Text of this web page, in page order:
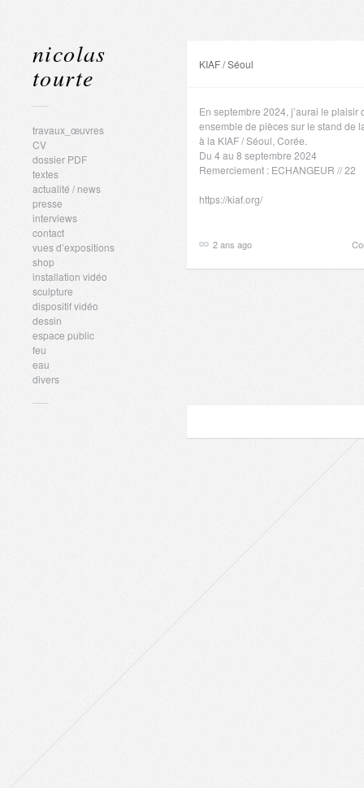
nicolas
tourte
travaux_œuvres
CV
dossier PDF
textes
actualité / news
presse
interviews
contact
vues d’expositions
shop
installation vidéo
sculpture
dispositif vidéo
dessin
espace public
feu
eau
divers
KIAF / Séoul
En septembre 2024, j’aurai le plaisir
ensemble de pièces sur le stand de
à la KIAF / Séoul, Corée.
Du 4 au 8 septembre 2024
Remerciement : ECHANGEUR // 22
https://kiaf.org/
2 ans ago